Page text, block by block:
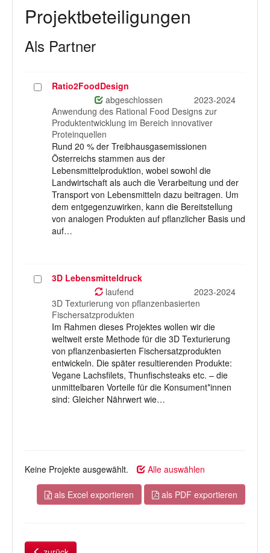
Projektbeteiligungen
Als Partner
ProjektRatio2FoodDesign
abgeschlossen
2023-2024
Anwendung des Rational Food Designs zur
Produktentwicklung im Bereich innovativer
Proteinquellen
Rund 20 % der Treibhausgasemissionen
Österreichs stammen aus der
Lebensmittelproduktion, wobei sowohl die
Landwirtschaft als auch die Verarbeitung und der
Transport von Lebensmitteln dazu beitragen. Um
dem entgegenzuwirken, kann die Bereitstellung
von analogen Produkten auf pflanzlicher Basis und
auf…
Projekt3D Lebensmitteldruck
laufend
2023-2024
3D Texturierung von pflanzenbasierten
Fischersatzprodukten
Im Rahmen dieses Projektes wollen wir die
weltweit erste Methode für die 3D Texturierung
von pflanzenbasierten Fischersatzprodukten
entwickeln. Die später resultierenden Produkte:
Vegane Lachsfilets, Thunfischsteaks etc. – die
unmittelbaren Vorteile für die Konsument*innen
sind: Gleicher Nährwert wie…
Keine Projekte ausgewählt. Alle auswählen
als Excel exportieren als PDF exportieren